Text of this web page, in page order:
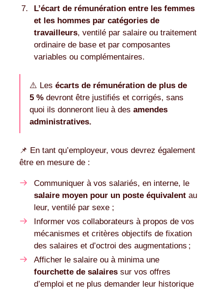
L’écart de rémunération entre les femmes
et les hommes par catégories de
travailleurs, ventilé par salaire ou traitement
ordinaire de base et par composantes
variables ou complémentaires.
⚠️ Lesécarts de rémunération de plus de
5 %devront être justifiés et corrigés, sans
quoi ils donneront lieu à desamendes
administratives.
📌 En tant qu’employeur, vous devrez également
être en mesure de :
Communiquer à vos salariés, en interne, le
salaire moyen pour un poste équivalent au
leur, ventilé par sexe ;
Informer vos collaborateurs à propos de vos
mécanismes et critères objectifs de fixation
des salaires et d’octroi des augmentations ;
Afficher le salaire ou à minima une
fourchette de salaires sur vos offres
d’emploi et ne plus demander leur historique